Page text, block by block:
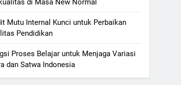
di Masa New Normal
Mutu Internal Kunci untuk Perbaikan
Pendidikan
Proses Belajar untuk Menjaga Variasi
dan Satwa Indonesia